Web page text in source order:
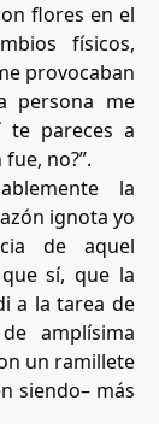
flores en el
físicos,
provocaban
persona me
te pareces a
no?”.
la
ignota yo
de aquel
sí, que la
a la tarea de
amplísima
un ramillete
siendo– más